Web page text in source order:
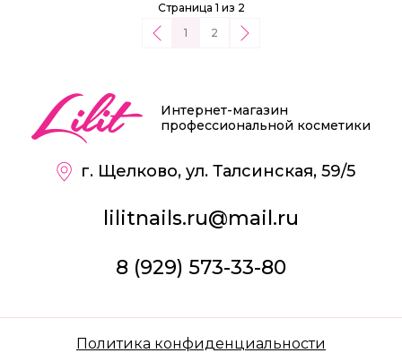
Страница 1 из 2
1
2
Интернет-магазин
профессиональной косметики
г. Щелково, ул. Талсинская, 59/5
lilitnails.ru@mail.ru
8 (929) 573-33-80
Политика конфиденциальности